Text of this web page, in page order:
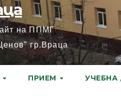
на ППМГ
гр.Враца
ПРИЕМ УЧЕБНА